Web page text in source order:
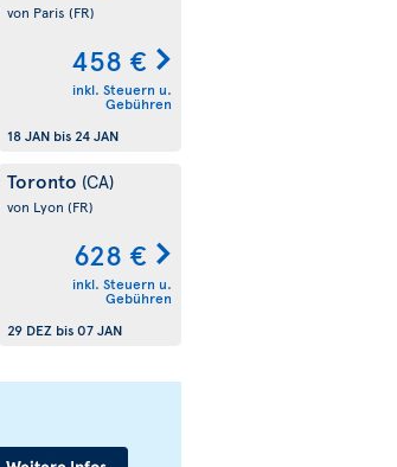
von Paris (FR)
458 €
inkl. Steuern u.
Gebühren
18 JANbis 24 JAN
Toronto (CA)
von Lyon (FR)
628 €
inkl. Steuern u.
Gebühren
29 DEZ bis07 JAN